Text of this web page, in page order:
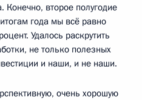
второе полугодие
года мы всё равно
Удалось раскрутить
не только полезных
и наши, и не наши.
очень хорошую